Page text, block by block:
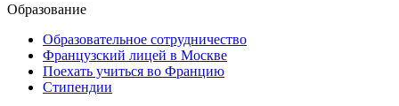
Образование
Образовательное сотрудничество
Французский лицей в Москве
Поехать учиться во Францию
Стипендии